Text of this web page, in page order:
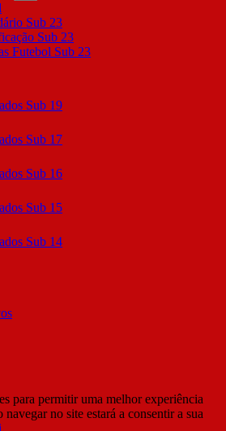
Sub 23
Sub 23
Futebol Sub 23
Sub 19
Sub 17
Sub 16
Sub 15
Sub 14
para permitir uma melhor experiência
no site estará a consentir a sua
.